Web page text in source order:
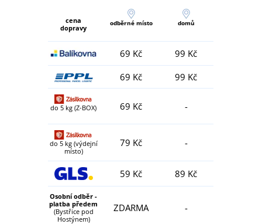
cena
dopravy
odběrné místo domů
69 Kč
99 Kč
69 Kč
99 Kč
do 5 kg (Z-BOX) 69 Kč -
do 5 kg (výdejní
místo)
79 Kč -
59 Kč 89 Kč
Osobní odběr -
platba předem
(Bystřice pod
Hostýnem)
ZDARMA -